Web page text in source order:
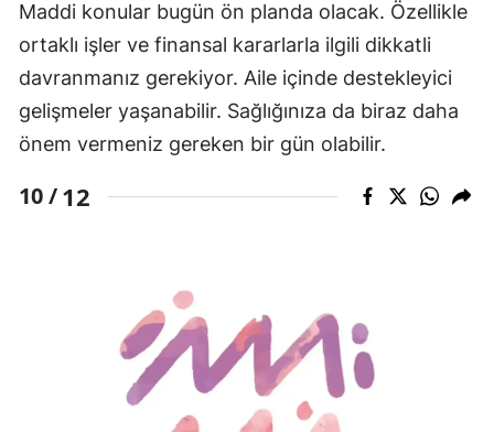
Maddi konular bugün ön planda olacak. Özellikle
ortaklı işler ve finansal kararlarla ilgili dikkatli
davranmanız gerekiyor. Aile içinde destekleyici
gelişmeler yaşanabilir. Sağlığınıza da biraz daha
önem vermeniz gereken bir gün olabilir.
10 /12